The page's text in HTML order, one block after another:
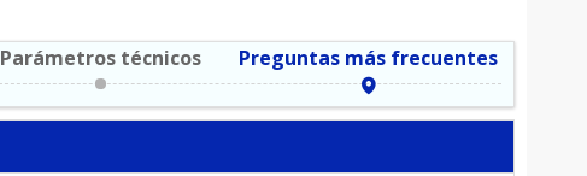
Parámetros técnicos Preguntas más frecuentes